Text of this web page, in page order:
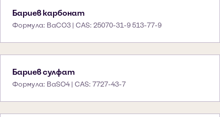
Бариев карбонат
Формула: BaCO3 | CAS: 25070-31-9 513-77-9
Бариев сулфат
Формула: BaSO4 | CAS: 7727-43-7